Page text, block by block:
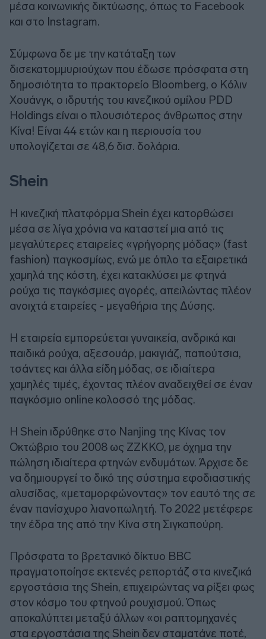
μέσα κοινωνικής δικτύωσης, όπως το Facebook
και στο Instagram.
Σύμφωνα δε με την κατάταξη των
δισεκατομμυριούχων που έδωσε πρόσφατα στη
δημοσιότητα το πρακτορείο Bloomberg, ο Κόλιν
Χουάνγκ, ο ιδρυτής του κινεζικού ομίλου PDD
Holdings είναι ο πλουσιότερος άνθρωπος στην
Κίνα! Είναι 44 ετών και η περιουσία του
υπολογίζεται σε 48,6 δισ. δολάρια.
Shein
Η κινεζική πλατφόρμα Shein έχει κατορθώσει
μέσα σε λίγα χρόνια να καταστεί μια από τις
μεγαλύτερες εταιρείες «γρήγορης μόδας» (fast
fashion) παγκοσμίως, ενώ με όπλο τα εξαιρετικά
χαμηλά της κόστη, έχει κατακλύσει με φτηνά
ρούχα τις παγκόσμιες αγορές, απειλώντας πλέον
ανοιχτά εταιρείες - μεγαθήρια της Δύσης.
Η εταιρεία εμπορεύεται γυναικεία, ανδρικά και
παιδικά ρούχα, αξεσουάρ, μακιγιάζ, παπούτσια,
τσάντες και άλλα είδη μόδας, σε ιδιαίτερα
χαμηλές τιμές, έχοντας πλέον αναδειχθεί σε έναν
παγκόσμιο online κολοσσό της μόδας.
Η Shein ιδρύθηκε στο Nanjing της Κίνας τον
Οκτώβριο του 2008 ως ZZKKO, με όχημα την
πώληση ιδιαίτερα φτηνών ενδυμάτων. Άρχισε δε
να δημιουργεί το δικό της σύστημα εφοδιαστικής
αλυσίδας, «μεταμορφώνοντας» τον εαυτό της σε
έναν πανίσχυρο λιανοπωλητή. Το 2022 μετέφερε
την έδρα της από την Κίνα στη Σιγκαπούρη.
Πρόσφατα το βρετανικό δίκτυο BBC
πραγματοποίησε εκτενές ρεπορτάζ στα κινεζικά
εργοστάσια της Shein, επιχειρώντας να ρίξει φως
στον κόσμο του φτηνού ρουχισμού. Όπως
αποκαλύπτει μεταξύ άλλων «οι ραπτομηχανές
στα εργοστάσια της Shein δεν σταματάνε ποτέ,